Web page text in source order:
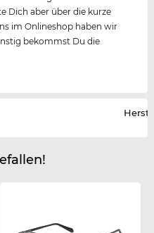
Dich aber über die kurze
im Onlineshop haben wir
bekommst Du die